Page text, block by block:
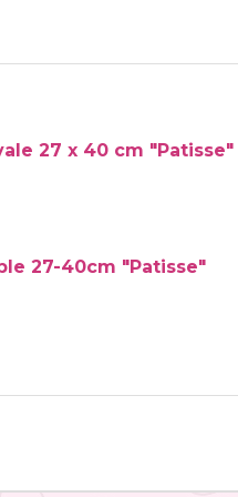
27 x 40 cm "Patisse"
27-40cm "Patisse"